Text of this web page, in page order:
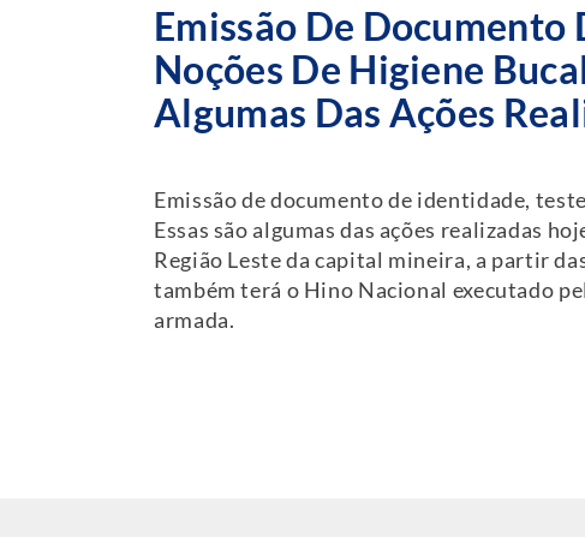
Emissão De Documento
Noções De Higiene
Algumas Das Ações
Emissão de documento de identidade,
Essas são algumas das ações realizadas
Região Leste da capital mineira, a partir
também terá o Hino Nacional executado
armada.